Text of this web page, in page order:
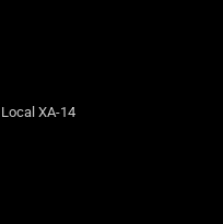
XA-14